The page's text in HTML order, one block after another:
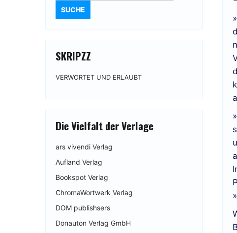
SKRIPZZ
VERWORTET UND ERLAUBT
Die Vielfalt der Verlage
ars vivendi Verlag
Aufland Verlag
Bookspot Verlag
ChromaWortwerk Verlag
DOM publishsers
Donauton Verlag GmbH